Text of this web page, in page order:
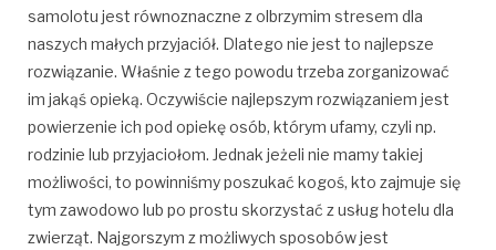
samolotu jest równoznaczne z olbrzymim stresem dla
naszych małych przyjaciół. Dlatego nie jest to najlepsze
rozwiązanie. Właśnie z tego powodu trzeba zorganizować
im jakąś opieką. Oczywiście najlepszym rozwiązaniem jest
powierzenie ich pod opiekę osób, którym ufamy, czyli np.
rodzinie lub przyjaciołom. Jednak jeżeli nie mamy takiej
możliwości, to powinniśmy poszukać kogoś, kto zajmuje się
tym zawodowo lub po prostu skorzystać z usług hotelu dla
zwierząt. Najgorszym z możliwych sposobów jest